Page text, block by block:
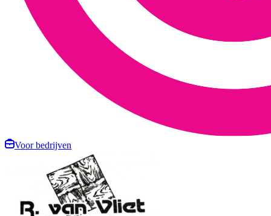
Voor bedrijven